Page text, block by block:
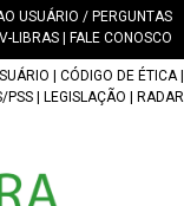
USUÁRIO / PERGUNTAS
V-LIBRAS FALE CONOSCO
CÓDIGO DE ÉTICA|
PSS LEGISLAÇÃO RADAR